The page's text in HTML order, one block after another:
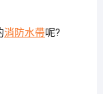
消防水帶呢?